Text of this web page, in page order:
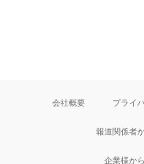
会社概要 プライ
報道関係者
企業様か